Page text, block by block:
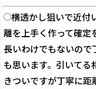
横透かし狙いで近付
離を上手く作って確定
長いわけでもないの
も思います。引いてる
きついですが丁寧に距